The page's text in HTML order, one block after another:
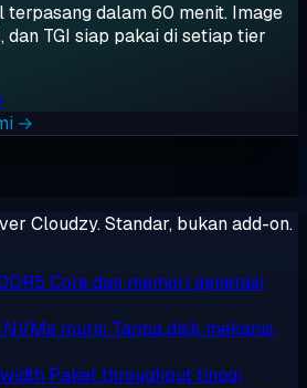
terpasang dalam 60 menit. Image
dan TGI siap pakai di setiap tier
→
Cloudzy. Standar, bukan add-on.
Core dan memori generasi
murni Tanpa disk mekanis,
Paket throughput tinggi